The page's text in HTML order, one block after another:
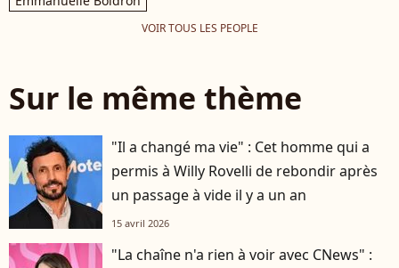
VOIR TOUS LES PEOPLE
Sur le même thème
"Il a changé ma vie" : Cet homme qui a
permis à Willy Rovelli de rebondir après
un passage à vide il y a un an
15 avril 2026
"La chaîne n'a rien à voir avec CNews" :